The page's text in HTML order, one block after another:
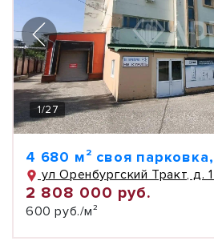
1/27
4 680 м² своя
ул Оренбургский Тракт, д.
2 808 000 руб.
600 руб./м²